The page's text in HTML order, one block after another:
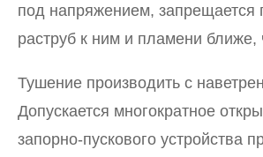
под напряжением, запрещается
раструб к ним и пламени ближе,
Тушение производить с
Допускается многократное
запорно-пускового устройства